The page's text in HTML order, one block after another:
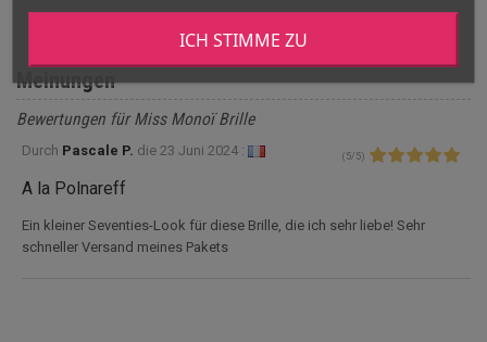
ICH STIMME ZU
Meinungen
Bewertungen für Miss Monoï Brille
Durch Pascale P. die 23 Juni 2024 : ( 5/ 5)
A la Polnareff
Ein kleiner Seventies-Look für diese Brille, die ich sehr liebe! Sehr
schneller Versand meines Pakets